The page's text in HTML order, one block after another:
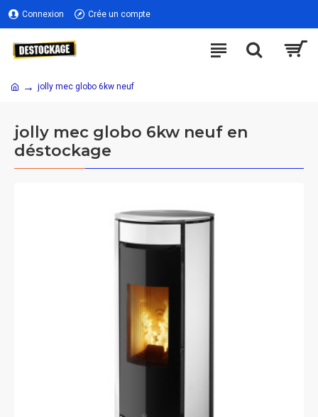
Connexion Crée un compte
jolly mec globo 6kw neuf
jolly mec globo 6kw neuf en
déstockage